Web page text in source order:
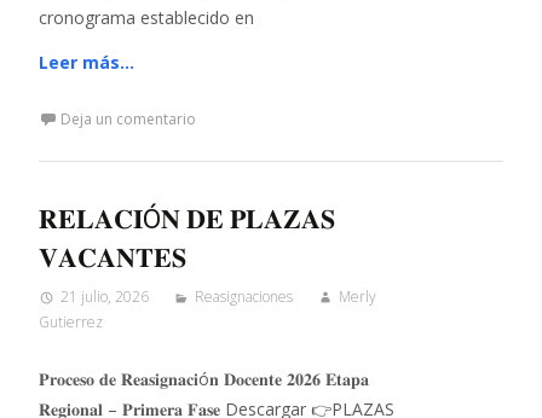
cronograma establecido en
Leer más…
Deja un comentario
𝐑𝐄𝐋𝐀𝐂𝐈Ó𝐍 𝐃𝐄 𝐏𝐋𝐀𝐙𝐀𝐒
𝐕𝐀𝐂𝐀𝐍𝐓𝐄𝐒
21 julio, 2026 Reasignaciones
Merly
Gutierrez
𝐏𝐫𝐨𝐜𝐞𝐬𝐨 𝐝𝐞 𝐑𝐞𝐚𝐬𝐢𝐠𝐧𝐚𝐜𝐢ó𝐧 𝐃𝐨𝐜𝐞𝐧𝐭𝐞 𝟐𝟎𝟐𝟔 𝐄𝐭𝐚𝐩𝐚
𝐑𝐞𝐠𝐢𝐨𝐧𝐚𝐥 – 𝐏𝐫𝐢𝐦𝐞𝐫𝐚 𝐅𝐚𝐬𝐞 Descargar 👉PLAZAS